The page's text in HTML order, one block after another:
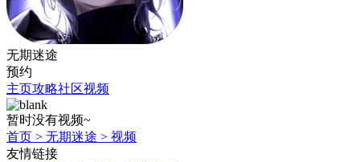
无期迷途
预约
主页攻略社区视频
暂时没有视频~
首页 > 无期迷途 > 视频
友情链接